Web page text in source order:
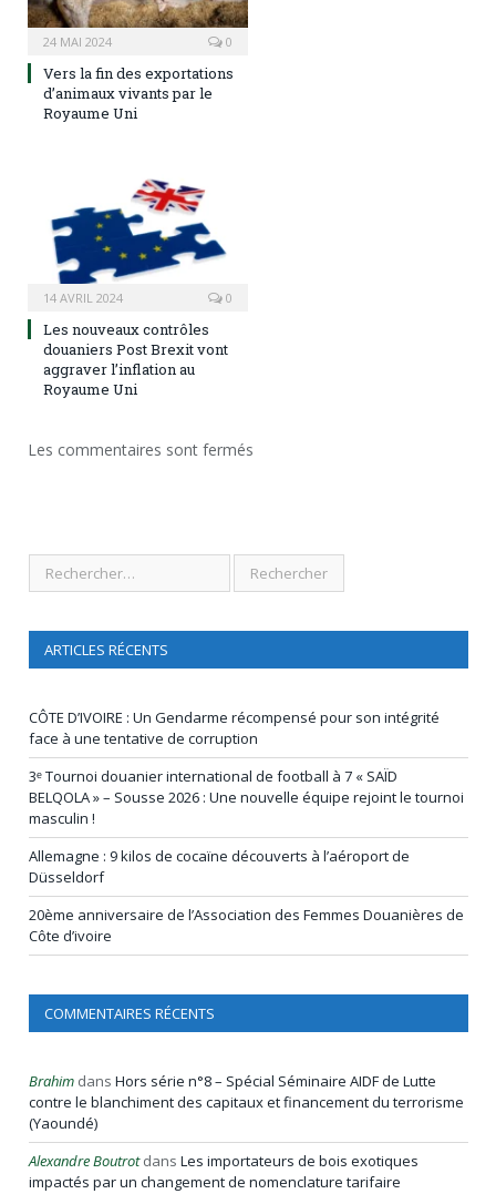
24 MAI 2024 0
Vers la fin des exportations
d’animaux vivants par le
Royaume Uni
14 AVRIL 2024 0
Les nouveaux contrôles
douaniers Post Brexit vont
aggraver l’inflation au
Royaume Uni
Les commentaires sont fermés
ARTICLES RÉCENTS
CÔTE D’IVOIRE : Un Gendarme récompensé pour son intégrité
face à une tentative de corruption
3ᵉ Tournoi douanier international de football à 7 « SAÏD
BELQOLA » – Sousse 2026 : Une nouvelle équipe rejoint le tournoi
masculin !
Allemagne : 9 kilos de cocaïne découverts à l’aéroport de
Düsseldorf
20ème anniversaire de l’Association des Femmes Douanières de
Côte d’ivoire
COMMENTAIRES RÉCENTS
Brahim dans Hors série n°8 – Spécial Séminaire AIDF de Lutte
contre le blanchiment des capitaux et financement du terrorisme
(Yaoundé)
Alexandre Boutrotdans Les importateurs de bois exotiques
impactés par un changement de nomenclature tarifaire